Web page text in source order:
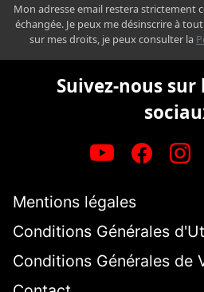
Mon adresse email restera strictement
échangée. Je peux me désinscrire à
sur mes droits, je peux consulter la
Suivez-nous sur
Mentions légales
Conditions Générales
Conditions Générales de